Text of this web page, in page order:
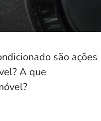
são ações
A que